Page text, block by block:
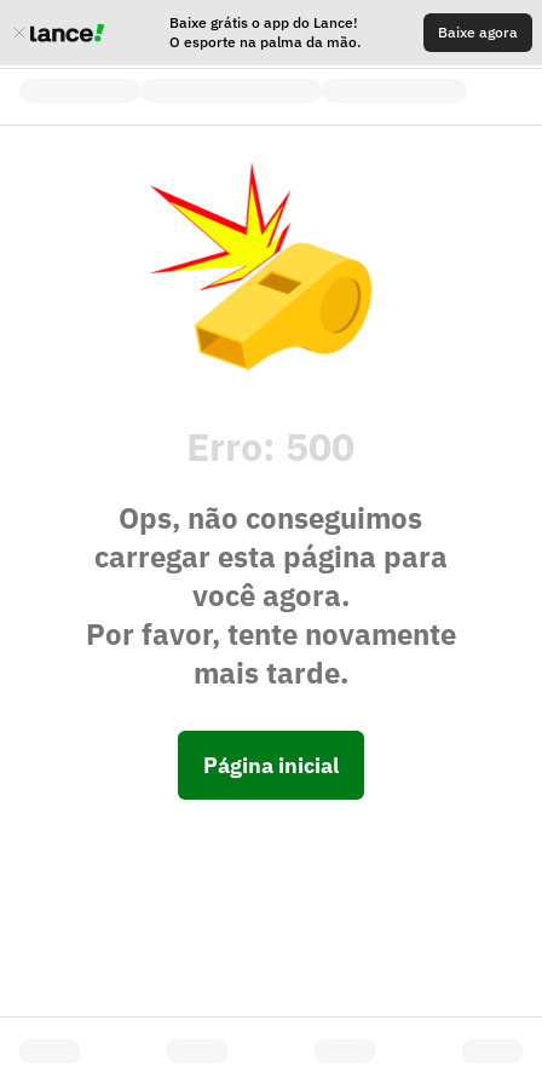
Baixe grátis o app do Lance!
O esporte na palma da mão.
Baixe agora
Erro: 500
Ops, não conseguimos
carregar esta página para
você agora.
Por favor, tente novamente
mais tarde.
Página inicial